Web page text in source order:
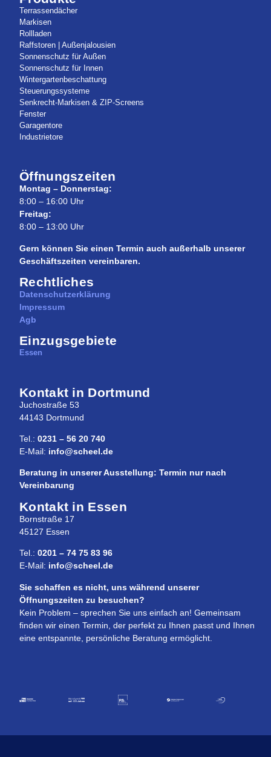
Kontakt in Dortmund
Juchostraße 53
44143 Dortmund
Tel.: 0231 – 56 20 740
E-Mail: info@scheel.de
Beratung in unserer Ausstellung: Termin nur nach
Vereinbarung
Kontakt in Essen
Bornstraße 17
45127 Essen
Tel.: 0201 – 74 75 83 96
E-Mail: info@scheel.de
Sie schaffen es nicht, uns während unserer
Öffnungszeiten zu besuchen?
Kein Problem – sprechen Sie uns einfach an! Gemeinsam
finden wir einen Termin, der perfekt zu Ihnen passt und Ihnen
eine entspannte, persönliche Beratung ermöglicht.
Öffnungszeiten
Montag – Donnerstag:
8:00 – 16:00 Uhr
Freitag:
8:00 – 13:00 Uhr
Gern können Sie einen Termin auch außerhalb unserer
Geschäftszeiten vereinbaren.
Rechtliches
Datenschutzerklärung
Impressum
Agb
Einzugsgebiete
Essen
Terrassendächer
Markisen
Rollladen
Raffstoren | Außenjalousien
Sonnenschutz für Außen
Sonnenschutz für Innen
Wintergartenbeschattung
Steuerungssysteme
Senkrecht-Markisen & ZIP-Screens
Fenster
Garagentore
Industrietore